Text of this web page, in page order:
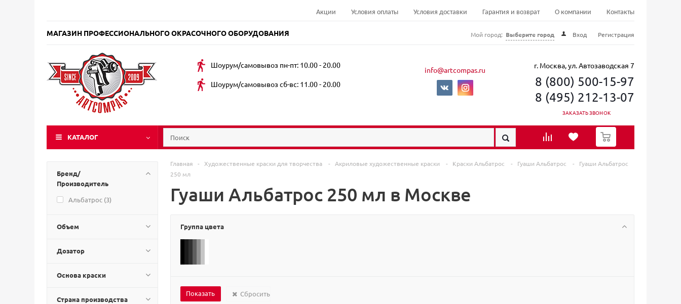
Акции Условия оплаты Условия доставки Гарантия и возврат О компании Контакты
МАГАЗИН ПРОФЕССИОНАЛЬНОГО ОКРАСОЧНОГО ОБОРУДОВАНИЯ Мой город: Выберите город Вход Регистрация
Шоурум/самовывоз пн-пт: 10.00 - 20.00
Шоурум/самовывоз сб-вс: 11.00 - 20.00
info@artcompas.ru г. Москва, ул. Автозаводская 7
8 (800) 500-15-97
8 (495) 212-13-07
ЗАКАЗАТЬ ЗВОНОК
КАТАЛОГ
0
Бренд/
Производитель
Альбатрос (3)
Объем
Дозатор
Основа краски
Страна производства
Главная - Художественные краски для творчества - Акриловые художественные краски - Краски Альбатрос - Гуаши Альбатрос -
Гуаши Альбатрос
250 мл
Гуаши Альбатрос 250 мл в Москве
Группа цвета
Сбросить